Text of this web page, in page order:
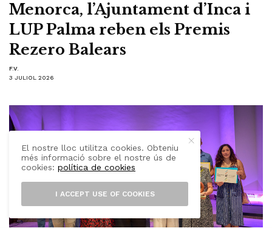
Menorca, l’Ajuntament d’Inca i
LUP Palma reben els Premis
Rezero Balears
F.V.
3 JULIOL 2026
El nostre lloc utilitza cookies. Obteniu
més informació sobre el nostre ús de
cookies:política de cookies
I ACCEPT USE OF COOKIES